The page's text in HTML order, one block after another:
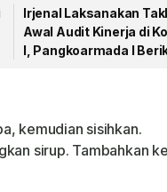
Irjenal Laksanakan
Awal Audit Kinerja di
I, Pangkoarmada I
kemudian sisihkan.
sirup. Tambahkan